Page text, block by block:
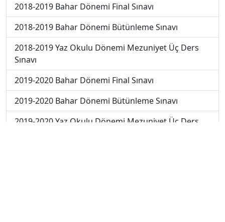
2018-2019 Bahar Dönemi Final Sınavı
2018-2019 Bahar Dönemi Bütünleme Sınavı
2018-2019 Yaz Okulu Dönemi Mezuniyet Üç Ders
Sınavı
2019-2020 Bahar Dönemi Final Sınavı
2019-2020 Bahar Dönemi Bütünleme Sınavı
2019-2020 Yaz Okulu Dönemi Mezuniyet Üç Ders